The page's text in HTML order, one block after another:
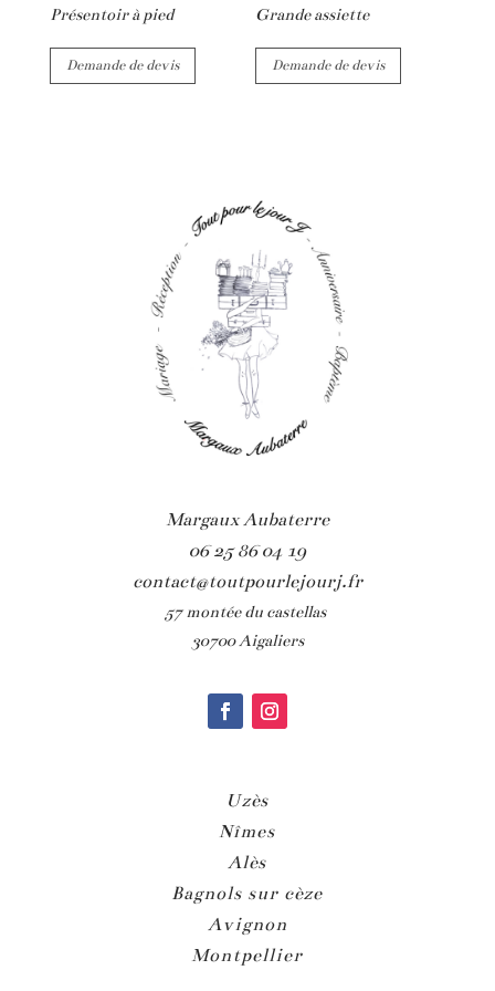
Présentoir à pied
Demande de devis
Grande assiette
Demande de devis
Margaux Aubaterre
06 25 86 04 19
contact@toutpourlejourj.fr
57 montée du castellas
30700 Aigaliers
Uzès
Nîmes
Alès
Bagnols sur cèze
Avignon
Montpellier